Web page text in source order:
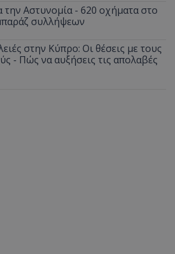
την Αστυνομία - 620 οχήματα στο
συλλήψεων
στην Κύπρο: Οι θέσεις με τους
- Πώς να αυξήσεις τις απολαβές